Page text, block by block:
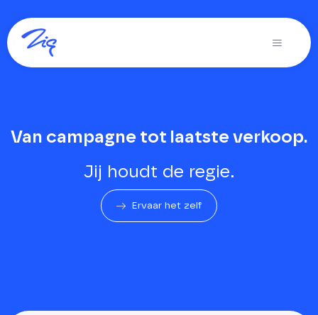
naar
inhoud
Toggle
Van campagne tot laatste verkoop.
Jij houdt de regie.
Ervaar het zelf